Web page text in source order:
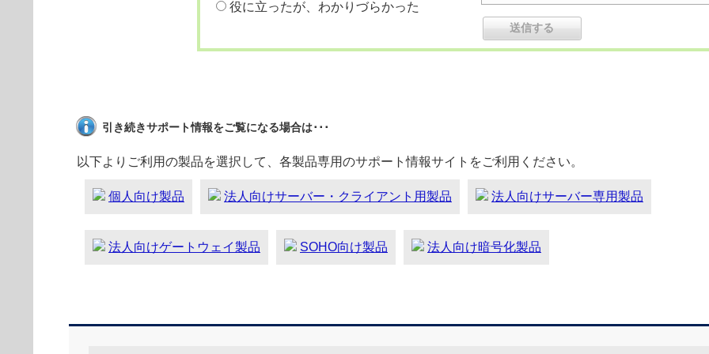
役に立ったが、わかりづらかった
引き続きサポート情報をご覧になる場合は･･･
以下よりご利用の製品を選択して、各製品専用のサポート情報サイトをご利用ください。
個人向け製品 法人向けサーバー・クライアント用製品 法人向けサーバー専用製品
法人向けゲートウェイ製品 SOHO向け製品 法人向け暗号化製品